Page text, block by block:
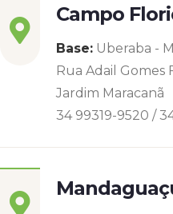
Campo
Base: Uberaba -
Rua Adail Gomes
Jardim Maracanã
34 99319-9520 /